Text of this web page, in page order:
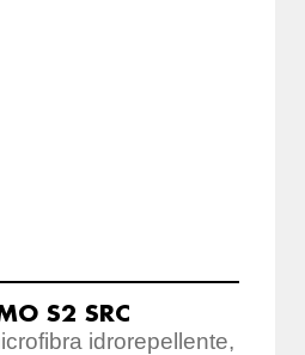
S2 SRC
idrorepellente,